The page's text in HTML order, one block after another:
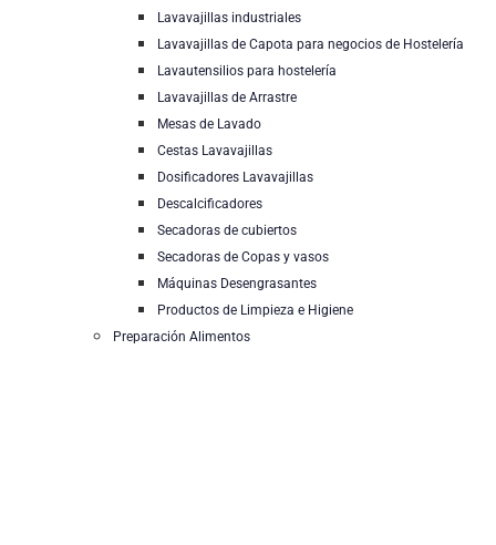
Lavavajillas industriales
Lavavajillas de Capota para negocios de Hostelería
Lavautensilios para hostelería
Lavavajillas de Arrastre
Mesas de Lavado
Cestas Lavavajillas
Dosificadores Lavavajillas
Descalcificadores
Secadoras de cubiertos
Secadoras de Copas y vasos
Máquinas Desengrasantes
Productos de Limpieza e Higiene
Preparación Alimentos